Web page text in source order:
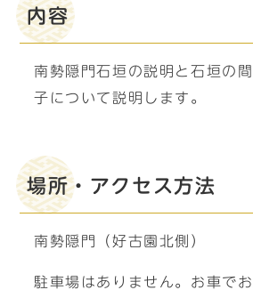
内容
南勢隠門石垣の説明と石垣の
子について説明します。
場所・アクセス方法
南勢隠門（好古園北側）
駐車場はありません。お車で